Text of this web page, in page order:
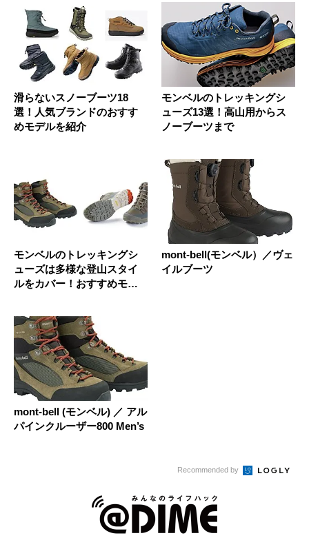
滑らないスノーブーツ18
選！人気ブランドのおすす
めモデルを紹介
モンベルのトレッキングシ
ューズ13選！高山用からス
ノーブーツまで
モンベルのトレッキングシ
ューズは多様な登山スタイ
ルをカバー！おすすめモデ
mont-bell(モンベル）／ヴェ
イルブーツ
mont-bell (モンベル) ／ アル
パインクルーザー800 Men’s
Recommended by